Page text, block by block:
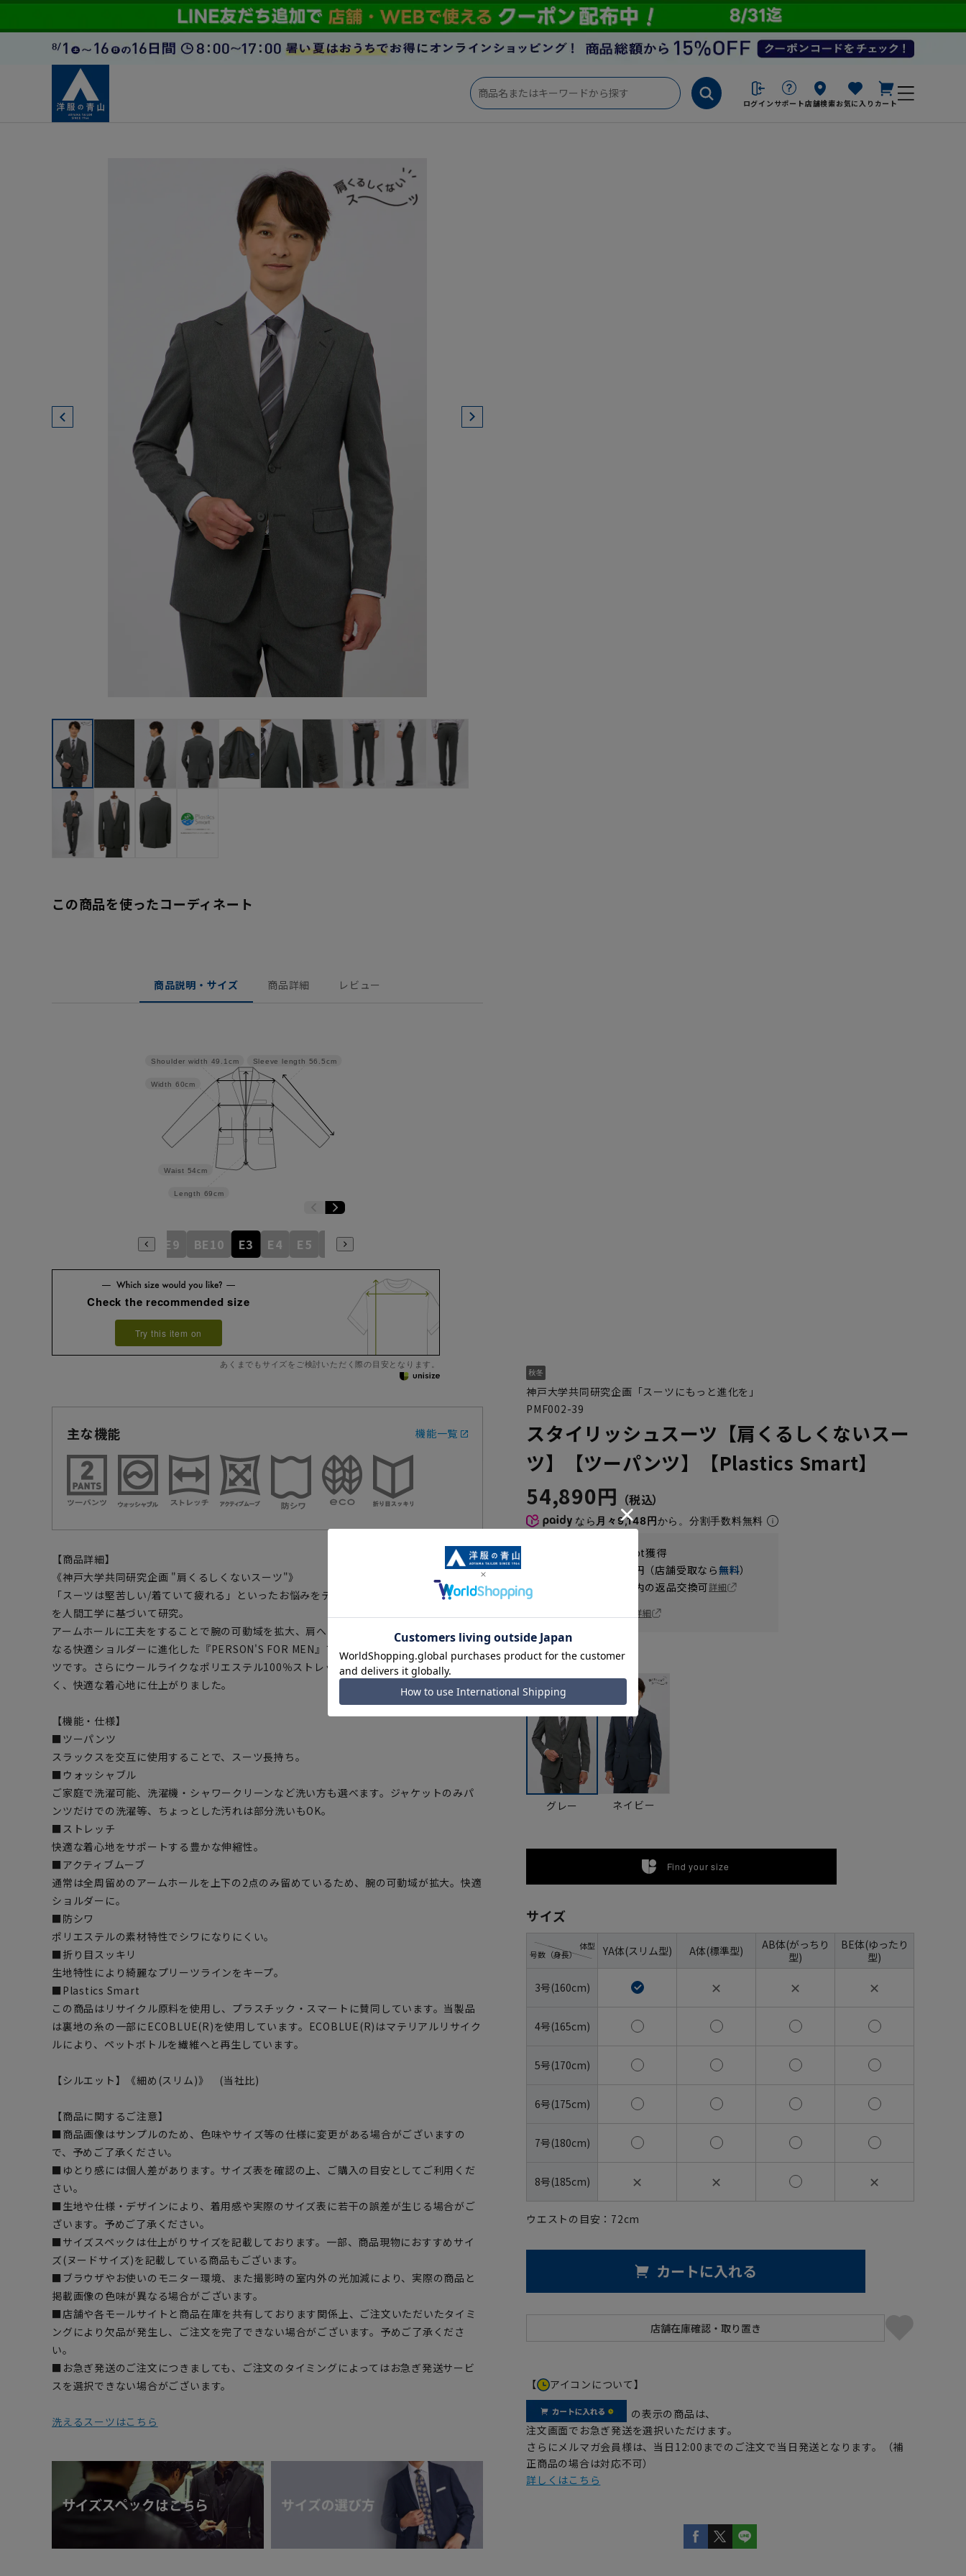
ログイン サポート店舗検索お気に入り カート
この商品を使ったコーディネート
商品説明・サイズ 商品詳細 レビュー
Sleeve length 56.5cm
Length 69cm
Waist 54cm
Width 60cm
Shoulder width 49.1cm
BE8 BE9 BE10 E3 E4 E5 E6
Check the recommended size
Try this item on
あくまでもサイズをご検討いただく際の目安となります。
主な機能 機能一覧
【商品詳細】
《神戸大学共同研究企画 "肩くるしくないスーツ"》
「スーツは堅苦しい/着ていて疲れる」といったお悩みをテーマに着心地の良い楽なスーツ
を人間工学に基づいて研究。
アームホールに工夫をすることで腕の可動域を拡大、肩への着圧が1/5、腕の上げ下げが楽
なる快適ショルダーに進化した『PERSON'S FOR MEN』ブランドのスタイリッシュスー
ツです。さらにウールライクなポリエステル100％ストレッチ生地を採用、伸長率も高
く、快適な着心地に仕上がりました。
【機能・仕様】
■ツーパンツ
スラックスを交互に使用することで、スーツ長持ち。
■ウォッシャブル
ご家庭で洗濯可能、洗濯機・シャワークリーンなど洗い方も選べます。ジャケットのみパ
ンツだけでの洗濯等、ちょっとした汚れは部分洗いもOK。
■ストレッチ
快適な着心地をサポートする豊かな伸縮性。
■アクティブムーブ
通常は全周留めのアームホールを上下の2点のみ留めているため、腕の可動域が拡大。快適
ショルダーに。
■防シワ
ポリエステルの素材特性でシワになりにくい。
■折り目スッキリ
生地特性により綺麗なプリーツラインをキープ。
■Plastics Smart
この商品はリサイクル原料を使用し、プラスチック・スマートに賛同しています。当製品
は裏地の糸の一部にECOBLUE(R)を使用しています。ECOBLUE(R)はマテリアルリサイク
ルにより、ペットボトルを繊維へと再生しています。
【シルエット】《細め(スリム)》 (当社比)
【商品に関するご注意】
■商品画像はサンプルのため、色味やサイズ等の仕様に変更がある場合がございますの
で、予めご了承ください。
■ゆとり感には個人差があります。サイズ表を確認の上、ご購入の目安としてご利用くだ
さい。
■生地や仕様・デザインにより、着用感や実際のサイズ表に若干の誤差が生じる場合がご
ざいます。予めご了承ください。
■サイズスペックは仕上がりサイズを記載しております。一部、商品現物におすすめサイ
ズ(ヌードサイズ)を記載している商品もございます。
■ブラウザやお使いのモニター環境、また撮影時の室内外の光加減により、実際の商品と
掲載画像の色味が異なる場合がございます。
■店舗や各モールサイトと商品在庫を共有しております関係上、ご注文いただいたタイミ
ングにより欠品が発生し、ご注文を完了できない場合がございます。予めご了承くださ
い。
■お急ぎ発送のご注文につきましても、ご注文のタイミングによってはお急ぎ発送サービ
スを選択できない場合がございます。
洗えるスーツはこちら
神戸大学共同研究企画「スーツにもっと進化を」
PMF002-39
スタイリッシュスーツ【肩くるしくないスー
ツ】【ツーパンツ】【Plastics Smart】
54,890円
なら 月々9,148円から。分割手数料無料
pt獲得
円（店舗受取なら無料）
日以内の返品交換可詳細
詳細
カラー
グレー ネイビー
Find your size
サイズ
号数（身長）
体型 YA体(スリム型) A体(標準型)
AB体(がっちり
型)
BE体(ゆったり
型)
3号(160cm) ✕ ✕ ✕
4号(165cm)
5号(170cm)
6号(175cm)
7号(180cm)
8号(185cm) ✕ ✕ ✕
ウエストの目安： 72cm
カートに入れる
【 アイコンについて】
の表示の商品は、
注文画面でお急ぎ発送を選択いただけます。
さらにメルマガ会員様は、当日12:00までのご注文で当日発送となります。（補
正商品の場合は対応不可）
詳しくはこちら